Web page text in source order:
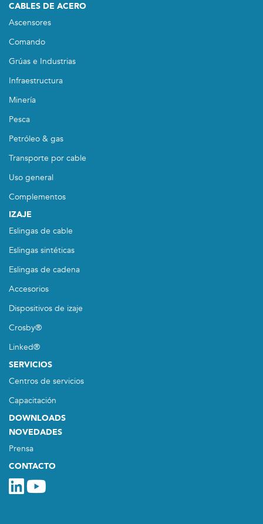
CABLES DE ACERO
Ascensores
Comando
Grúas e Industrias
Infraestructura
Minería
Pesca
Petróleo & gas
Transporte por cable
Uso general
Complementos
IZAJE
Eslingas de cable
Eslingas sintéticas
Eslingas de cadena
Accesorios
Dispositivos de izaje
Crosby®
Linked®
SERVICIOS
Centros de servicios
Capacitación
DOWNLOADS
NOVEDADES
Prensa
CONTACTO